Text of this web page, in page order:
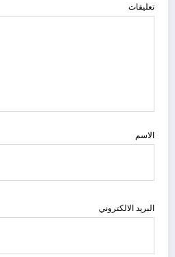
تعليقات
الاسم
البريد الالكتروني